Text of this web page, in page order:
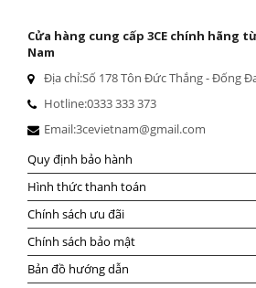
Cửa hàng cung cấp 3CE chính hãng
Nam
Địa chỉ:Số 178 Tôn Đức Thắng - Đống
Hotline:0333 333 373
Email:3cevietnam@gmail.com
Quy định bảo hành
Hình thức thanh toán
Chính sách ưu đãi
Chính sách bảo mật
Bản đồ hướng dẫn